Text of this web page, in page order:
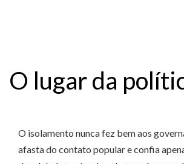
O lugar da
O isolamento nunca fez bem aos
afasta do contato popular e confia